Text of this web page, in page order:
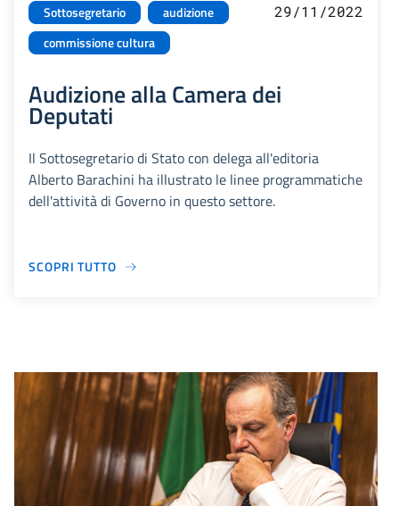
Sottosegretario
audizione
commissione cultura
29/11/2022
Audizione alla Camera dei
Deputati
Il Sottosegretario di Stato con delega all'editoria
Alberto Barachini ha illustrato le linee programmatiche
dell'attività di Governo in questo settore.
SCOPRI TUTTO